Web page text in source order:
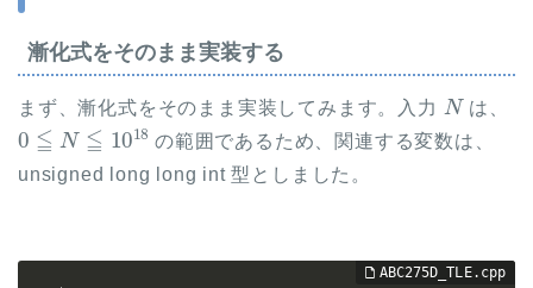
漸化式をそのまま実装する
まず、漸化式をそのまま実装してみます。入力
N
は、
0 ≦N≦10 18
の範囲であるため、関連する変数は、
unsigned long long int 型としました。